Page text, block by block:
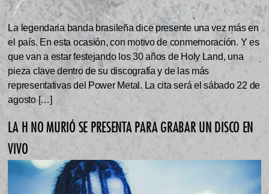
La legendaria banda brasileña dice presente una vez más en
el país. En esta ocasión, con motivo de conmemoración. Y es
que van a estar festejando los 30 años de Holy Land, una
pieza clave dentro de su discografía y de las más
representativas del Power Metal. La cita será el sábado 22 de
agosto […]
LA H NO MURIÓ SE PRESENTA PARA GRABAR UN DISCO EN
VIVO